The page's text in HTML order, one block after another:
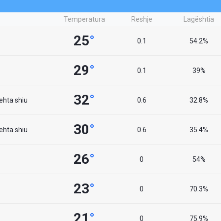
Temperatura Reshje Lagështia
25° 0.1 54.2%
29° 0.1 39%
shiu 32° 0.6 32.8%
shiu 30° 0.6 35.4%
26° 0 54%
23° 0 70.3%
0 75.9%